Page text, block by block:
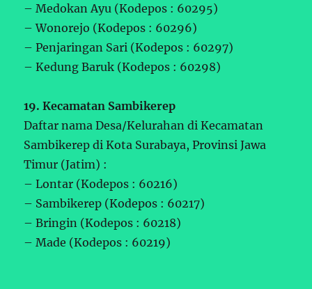
– Medokan Ayu (Kodepos : 60295)
– Wonorejo (Kodepos : 60296)
– Penjaringan Sari (Kodepos : 60297)
– Kedung Baruk (Kodepos : 60298)
19. Kecamatan Sambikerep
Daftar nama Desa/Kelurahan di Kecamatan
Sambikerep di Kota Surabaya, Provinsi Jawa
Timur (Jatim) :
– Lontar (Kodepos : 60216)
– Sambikerep (Kodepos : 60217)
– Bringin (Kodepos : 60218)
– Made (Kodepos : 60219)